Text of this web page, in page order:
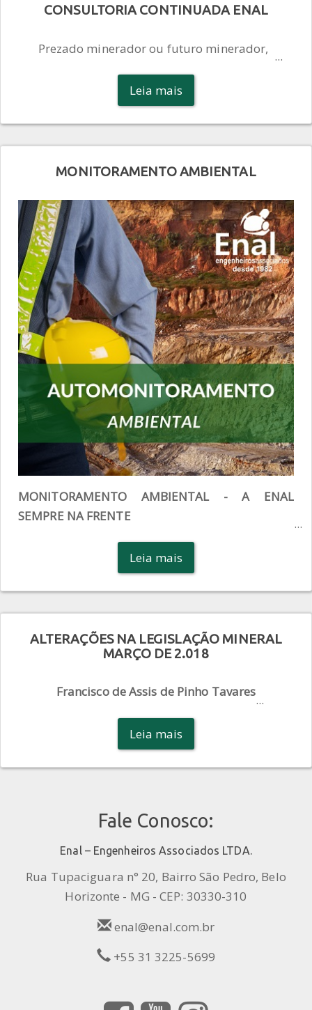
CONSULTORIA CONTINUADA ENAL
Prezado minerador ou futuro minerador,
Leia mais
MONITORAMENTO AMBIENTAL
MONITORAMENTO AMBIENTAL - A ENAL
SEMPRE NA FRENTE
Leia mais
ALTERAÇÕES NA LEGISLAÇÃO MINERAL
MARÇO DE 2.018
Francisco de Assis de Pinho Tavares
Leia mais
Fale Conosco:
Enal – Engenheiros Associados LTDA.
Rua Tupaciguara n° 20, Bairro São Pedro, Belo
Horizonte - MG - CEP: 30330-310
enal@enal.com.br
+55 31 3225-5699